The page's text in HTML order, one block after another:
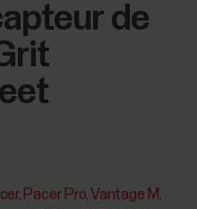
de
Pacer Pro Vantage M